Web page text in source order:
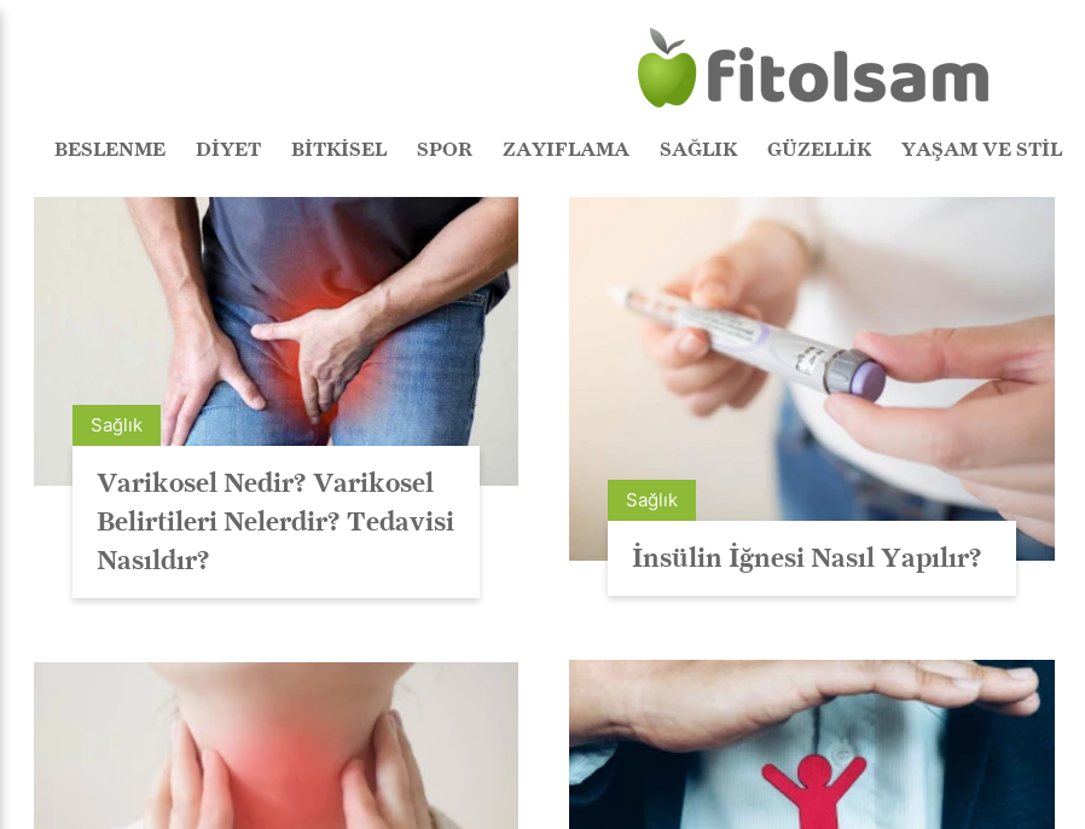
BESLENME DİYET BİTKİSEL SPOR ZAYIFLAMA SAĞLIK GÜZELLİK YAŞAM VE STİL
Sağlık
Varikosel Nedir? Varikosel
Belirtileri Nelerdir? Tedavisi
Nasıldır?
Sağlık
İnsülin İğnesi Nasıl Yapılır?